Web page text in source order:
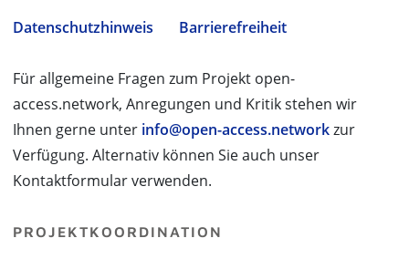
Datenschutzhinweis
Barrierefreiheit
Für allgemeine Fragen zum Projekt open-
access.network, Anregungen und Kritik stehen wir
Ihnen gerne unter info@open-access.networkzur
Verfügung. Alternativ können Sie auch unser
Kontaktformular verwenden.
PROJEKTKOORDINATION